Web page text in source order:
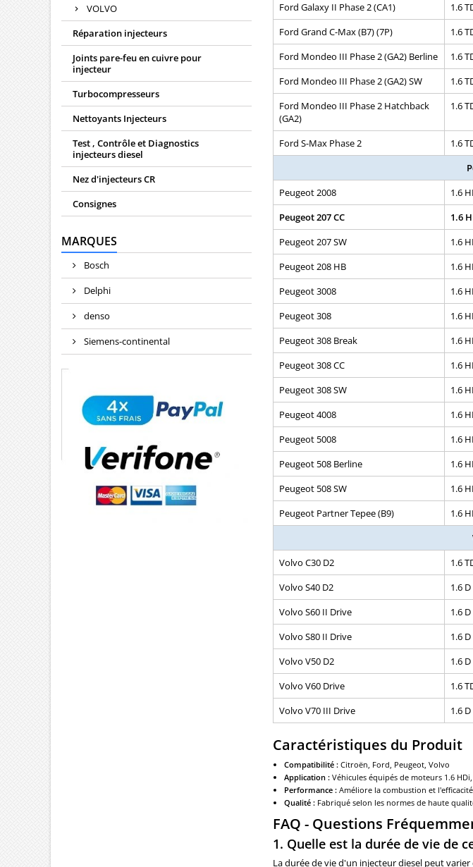
VOLVO
Réparation injecteurs
Joints pare-feu en cuivre pour
injecteur
Turbocompresseurs
Nettoyants Injecteurs
Test , Contrôle et Diagnostics
injecteurs diesel
Nez d'injecteurs CR
Consignes
MARQUES
Bosch
Delphi
denso
Siemens-continental
Ford Galaxy II Phase 2 (CA1)
1.6
Ford Grand C-Max (B7) (7P)
1.6
Ford Mondeo III Phase 2 (GA2) Berline
1.6
Ford Mondeo III Phase 2 (GA2) SW
1.6
Ford Mondeo III Phase 2 Hatchback
(GA2)
1.6
Ford S-Max Phase 2 1.6
Peugeot 2008
1.6
Peugeot 207 CC
1.6
Peugeot 207 SW
1.6
Peugeot 208 HB
1.6
Peugeot 3008
1.6
Peugeot 308
1.6
Peugeot 308 Break
1.6
Peugeot 308 CC
1.6
Peugeot 308 SW
1.6
Peugeot 4008
1.6
Peugeot 5008
1.6
Peugeot 508 Berline
1.6
Peugeot 508 SW
1.6
Peugeot Partner Tepee (B9)
1.6
Volvo C30 D2
1.6
Volvo S40 D2
1.6
Volvo S60 II Drive
1.6 D
Volvo S80 II Drive
1.6
Volvo V50 D2
1.6
Volvo V60 Drive
1.6
Volvo V70 III Drive
1.6
Caractéristiques du Produit
Compatibilité : Citroën, Ford, Peugeot, Volvo
Application : Véhicules équipés de moteurs 1.6 HDi,
Performance : Améliore la combustion et
Qualité : Fabriqué selon les normes de haute
FAQ - Questions
1. Quelle est la durée de vie de
La durée de vie d'un injecteur diesel peut